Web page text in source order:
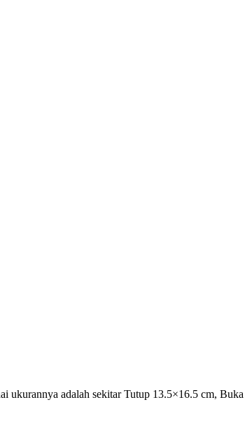
ukurannya adalah sekitar Tutup 13.5×16.5 cm, Buka